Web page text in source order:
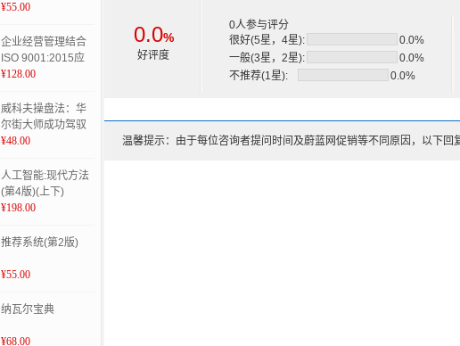
¥55.00
企业经营管理结合
ISO 9001:2015应
用实务:管理典藏钻
¥128.00
威科夫操盘法：华
尔街大师成功驾驭
市场超过95年的秘
¥48.00
人工智能:现代方法
(第4版)(上下)
¥198.00
推荐系统(第2版)
¥55.00
纳瓦尔宝典
¥68.00
0.0%
好评度
0人参与评分
很好(5星，4星):
0.0%
一般(3星，2星):
0.0%
不推荐(1星):
0.0%
温馨提示：由于每位咨询者提问时间及蔚蓝网促销等不同原因，以下回